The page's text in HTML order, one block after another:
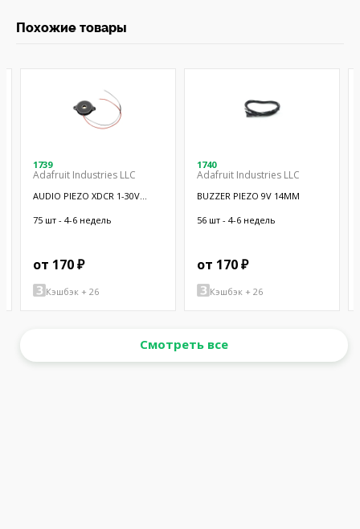
Похожие товары
1739
Adafruit Industries LLC
AUDIO PIEZO XDCR 1-30V
75 шт - 4-6 недель
от 170 ₽
Кэшбэк + 26
1740
Adafruit Industries LLC
BUZZER PIEZO 9V 14MM
56 шт - 4-6 недель
от 170 ₽
Кэшбэк + 26
Смотреть все